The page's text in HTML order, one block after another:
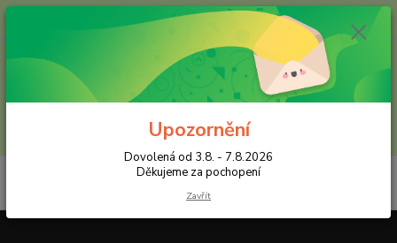
(Po-Pá, 8:30-16 hod.)
Upozornění
Dovolená od 3.8. - 7.8.2026
Děkujeme za pochopení
Zavřít